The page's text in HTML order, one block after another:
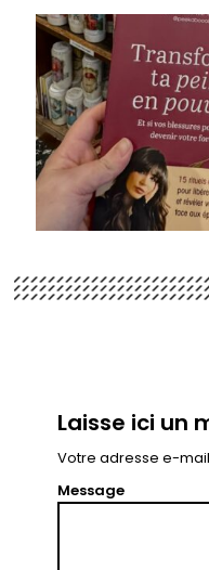
Laisse ici un
Votre adresse e-
Message